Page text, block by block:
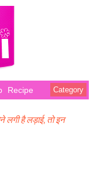
Recipe Category
लगी है लड़ाई, तो इन